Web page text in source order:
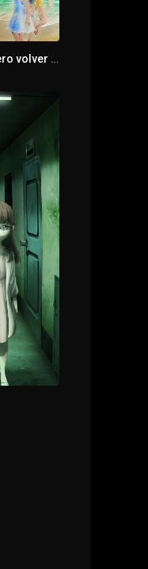
Kimagure Orange Road: Quiero volver a ese día